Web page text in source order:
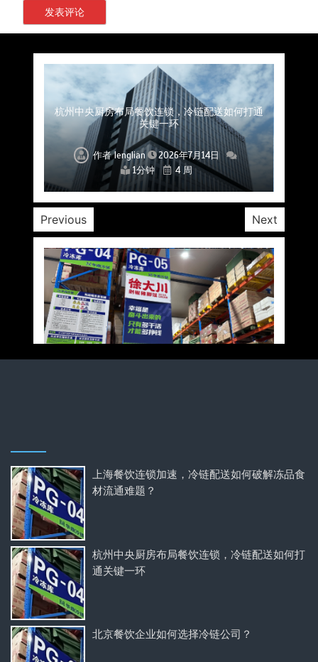
上海餐饮连锁加速，冷链配送如何破解冻品食材
流通难题？
作者lenglian
2026年7月14日
1分钟
4 周
杭州中央厨房布局餐饮连锁，冷链配送如何打通
关键一环
作者lenglian
2026年7月14日
1分钟
4 周
北京餐饮企业如何选择冷链公司？
作者lenglian
2026年7月14日
1分钟
4 周
深圳冷链物流如何护航餐饮连锁？冻品食材流通
全解析
作者lenglian
2026年7月14日
1分钟
4 周
北京餐饮仓配一体化的核心价值与落地实践解析
作者lenglian
2026年7月14日
1分钟
4 周
武汉冻品配送三要素：控温、时效、低成本如何
兼得？
作者lenglian
2026年7月14日
1分钟
4 周
重庆冷链布局解冻食材运输密码，餐饮连锁如何
稳控品质？
作者lenglian
2026年7月14日
1分钟
4 周
Previous Next
上海餐饮连锁加速，冷链配送如何破解冻品食
材流通难题？
杭州中央厨房布局餐饮连锁，冷链配送如何打
通关键一环
北京餐饮企业如何选择冷链公司？